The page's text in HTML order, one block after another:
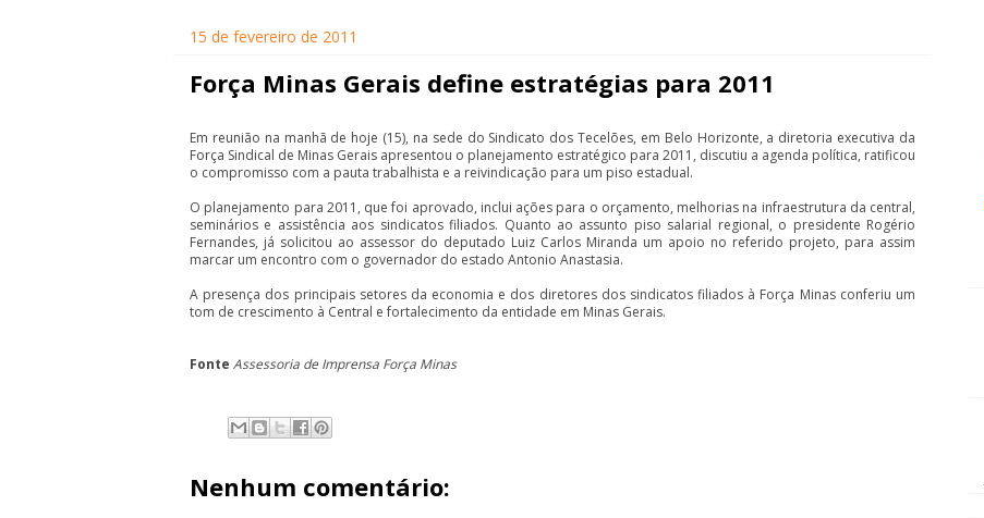
15 de fevereiro de 2011
Força Minas Gerais define estratégias para 2011
Em reunião na manhã de hoje (15), na sede do Sindicato dos Tecelões, em Belo Horizonte, a diretoria executiva da
Força Sindical de Minas Gerais apresentou o planejamento estratégico para 2011, discutiu a agenda política, ratificou
o compromisso com a pauta trabalhista e a reivindicação para um piso estadual.
O planejamento para 2011, que foi aprovado, inclui ações para o orçamento, melhorias na infraestrutura da central,
seminários e assistência aos sindicatos filiados. Quanto ao assunto piso salarial regional, o presidente Rogério
Fernandes, já solicitou ao assessor do deputado Luiz Carlos Miranda um apoio no referido projeto, para assim
marcar um encontro com o governador do estado Antonio Anastasia.
A presença dos principais setores da economia e dos diretores dos sindicatos filiados à Força Minas conferiu um
tom de crescimento à Central e fortalecimento da entidade em Minas Gerais.
Fonte Assessoria de Imprensa Força Minas
Nenhum comentário: